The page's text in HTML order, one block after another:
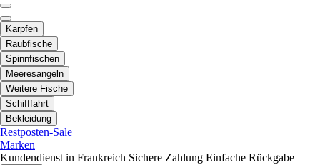
Karpfen
Raubfische
Spinnfischen
Meeresangeln
Weitere Fische
Schifffahrt
Bekleidung
Restposten-Sale
Marken
Kundendienst in Frankreich Sichere Zahlung Einfache Rückgabe